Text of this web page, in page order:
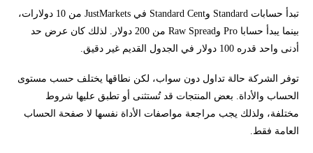
تبدأ حسابات Standard وStandard Cent في JustMarkets من 10 دولارات،
بينما يبدأ حسابا Pro وRaw Spread من 200 دولار. لذلك كان عرض حد
أدنى واحد قدره 100 دولار في الجدول القديم غير دقيق.
توفر الشركة حالة تداول دون سواب، لكن نطاقها يختلف حسب مستوى
الحساب والأداة. بعض المنتجات قد تُستثنى أو تطبق عليها شروط
مختلفة، ولذلك يجب مراجعة مواصفات الأداة نفسها لا صفحة الحساب
العامة فقط.